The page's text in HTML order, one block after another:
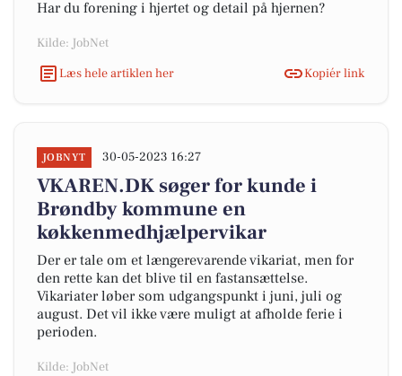
Har du forening i hjertet og detail på hjernen?
Kilde: JobNet
Læs hele artiklen her
Kopiér link
JOBNYT 30-05-2023 16:27
VKAREN.DK søger for kunde i
Brøndby kommune en
køkkenmedhjælpervikar
Der er tale om et længerevarende vikariat, men for
den rette kan det blive til en fastansættelse.
Vikariater løber som udgangspunkt i juni, juli og
august. Det vil ikke være muligt at afholde ferie i
perioden.
Kilde: JobNet